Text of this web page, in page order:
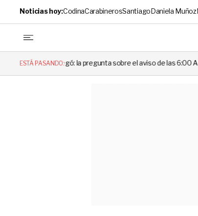
Noticias hoy:CodinaCarabinerosSantiagoDaniela Muñoz
ESTÁ PASANDO:
la pregunta sobre el aviso de las 6:00 AM que dejó en